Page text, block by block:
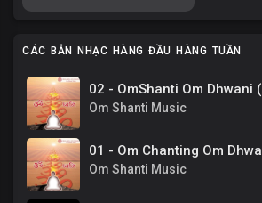
CÁC BẢN NHẠC HÀNG ĐẦU HÀNG TUẦN
Om Shanti Music
Om Shanti Music